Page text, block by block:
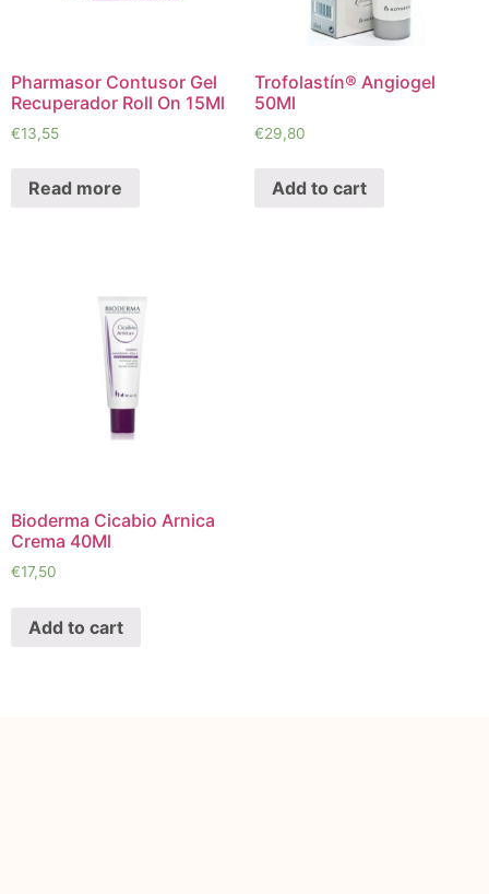
Pharmasor Contusor Gel
Recuperador Roll On 15Ml
€13,55
Read more
Trofolastín® Angiogel
50Ml
€29,80
Add to cart
Bioderma Cicabio Arnica
Crema 40Ml
€17,50
Add to cart